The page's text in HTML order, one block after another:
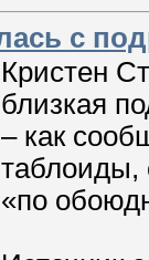
с
Кристен
близкая
– как
таблоиды,
«по